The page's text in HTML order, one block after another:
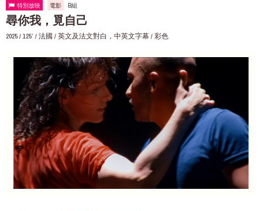
特別放映 電影 B組
尋你我，覓自己
2025 / 125’ / 法國 / 英文及法文對白，中英文字幕 / 彩色